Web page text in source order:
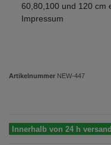
60,80,100 und 120 cm
Impressum
Artikelnummer NEW-447
Innerhalb von 24 h